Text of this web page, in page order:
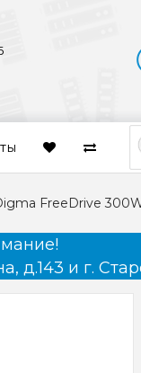
FreeDrive
д.143 и г.